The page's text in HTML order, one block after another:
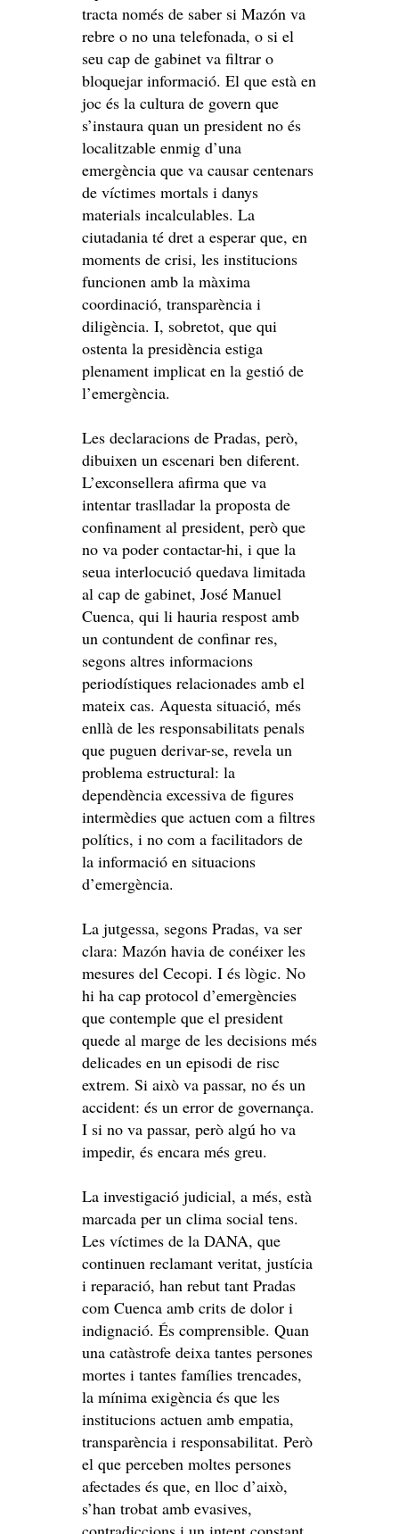
tracta només de saber si Mazón va
rebre o no una telefonada, o si el
seu cap de gabinet va filtrar o
bloquejar informació. El que està en
joc és la cultura de govern que
s’instaura quan un president no és
localitzable enmig d’una
emergència que va causar centenars
de víctimes mortals i danys
materials incalculables. La
ciutadania té dret a esperar que, en
moments de crisi, les institucions
funcionen amb la màxima
coordinació, transparència i
diligència. I, sobretot, que qui
ostenta la presidència estiga
plenament implicat en la gestió de
l’emergència.
Les declaracions de Pradas, però,
dibuixen un escenari ben diferent.
L’exconsellera afirma que va
intentar traslladar la proposta de
confinament al president, però que
no va poder contactar-hi, i que la
seua interlocució quedava limitada
al cap de gabinet, José Manuel
Cuenca, qui li hauria respost amb
un contundent de confinar res,
segons altres informacions
periodístiques relacionades amb el
mateix cas. Aquesta situació, més
enllà de les responsabilitats penals
que puguen derivar-se, revela un
problema estructural: la
dependència excessiva de figures
intermèdies que actuen com a filtres
polítics, i no com a facilitadors de
la informació en situacions
d’emergència.
La jutgessa, segons Pradas, va ser
clara: Mazón havia de conéixer les
mesures del Cecopi. I és lògic. No
hi ha cap protocol d’emergències
que contemple que el president
quede al marge de les decisions més
delicades en un episodi de risc
extrem. Si això va passar, no és un
accident: és un error de governança.
I si no va passar, però algú ho va
impedir, és encara més greu.
La investigació judicial, a més, està
marcada per un clima social tens.
Les víctimes de la DANA, que
continuen reclamant veritat, justícia
i reparació, han rebut tant Pradas
com Cuenca amb crits de dolor i
indignació. És comprensible. Quan
una catàstrofe deixa tantes persones
mortes i tantes famílies trencades,
la mínima exigència és que les
institucions actuen amb empatia,
transparència i responsabilitat. Però
el que perceben moltes persones
afectades és que, en lloc d’això,
s’han trobat amb evasives,